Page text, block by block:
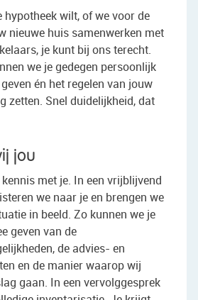
hypotheek wilt, of we voor de
nieuwe huis samenwerken met
je kunt bij ons terecht.
we je gedegen persoonlijk
én het regelen van jouw
zetten. Snel duidelijkheid, dat
jou
met je. In een vrijblijvend
we naar je en brengen we
in beeld. Zo kunnen we je
geven van de
de advies- en
en de manier waarop wij
gaan. In een vervolggesprek